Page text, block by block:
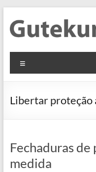
content
GmbH
Informationen
Flachmaterial
Libertar
Fechaduras de
medida